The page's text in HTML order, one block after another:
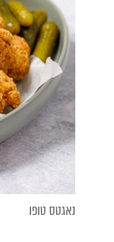
נאגטס טופו